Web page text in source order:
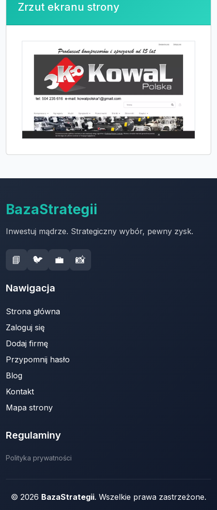
Zrzut ekranu strony
BazaStrategii
Inwestuj mądrze. Strategiczny wybór, pewny zysk.
📘 🐦 💼 📸
Nawigacja
Strona główna
Zaloguj się
Dodaj firmę
Przypomnij hasło
Blog
Kontakt
Mapa strony
Regulaminy
Polityka prywatności
© 2026 BazaStrategii. Wszelkie prawa zastrzeżone.